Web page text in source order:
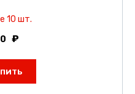
10 шт.